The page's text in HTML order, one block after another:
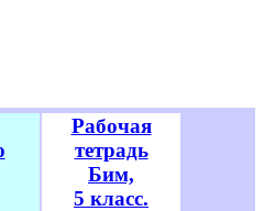
Рабочая
тетрадь
Бим,
5 класс.